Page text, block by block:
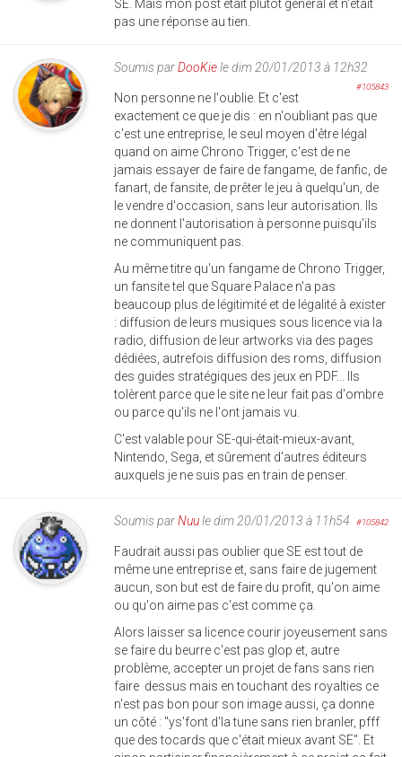
SE. Mais mon post était plutôt général et n'était
pas une réponse au tien.
Soumis parDooKiele dim 20/01/2013 à 12h32
#105843
Non personne ne l'oublie. Et c'est
exactement ce que je dis : en n'oubliant pas que
c'est une entreprise, le seul moyen d'être légal
quand on aime Chrono Trigger, c'est de ne
jamais essayer de faire de fangame, de fanfic, de
fanart, de fansite, de prêter le jeu à quelqu'un, de
le vendre d'occasion, sans leur autorisation. Ils
ne donnent l'autorisation à personne puisqu'ils
ne communiquent pas.
Au même titre qu'un fangame de Chrono Trigger,
un fansite tel que Square Palace n'a pas
beaucoup plus de légitimité et de légalité à exister
: diffusion de leurs musiques sous licence via la
radio, diffusion de leur artworks via des pages
dédiées, autrefois diffusion des roms, diffusion
des guides stratégiques des jeux en PDF... Ils
tolèrent parce que le site ne leur fait pas d'ombre
ou parce qu'ils ne l'ont jamais vu.
C'est valable pour SE-qui-était-mieux-avant,
Nintendo, Sega, et sûrement d'autres éditeurs
auxquels je ne suis pas en train de penser.
Soumis parNuule dim 20/01/2013 à 11h54 #105842
Faudrait aussi pas oublier que SE est tout de
même une entreprise et, sans faire de jugement
aucun, son but est de faire du profit, qu'on aime
ou qu'on aime pas c'est comme ça.
Alors laisser sa licence courir joyeusement sans
se faire du beurre c'est pas glop et, autre
problème, accepter un projet de fans sans rien
faire dessus mais en touchant des royalties ce
n'est pas bon pour son image aussi, ça donne
un côté : "ys'font d'la tune sans rien branler, pfff
que des tocards que c'était mieux avant SE". Et